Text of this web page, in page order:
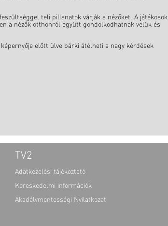
teli pillanatok várják a nézőket. A játékosok
a nézők otthonról együtt gondolkodhatnak velük és
előtt ülve bárki átélheti a nagy kérdések
TV2
Adatkezelési tájékoztató
Kereskedelmi információk
Akadálymentességi Nyilatkozat